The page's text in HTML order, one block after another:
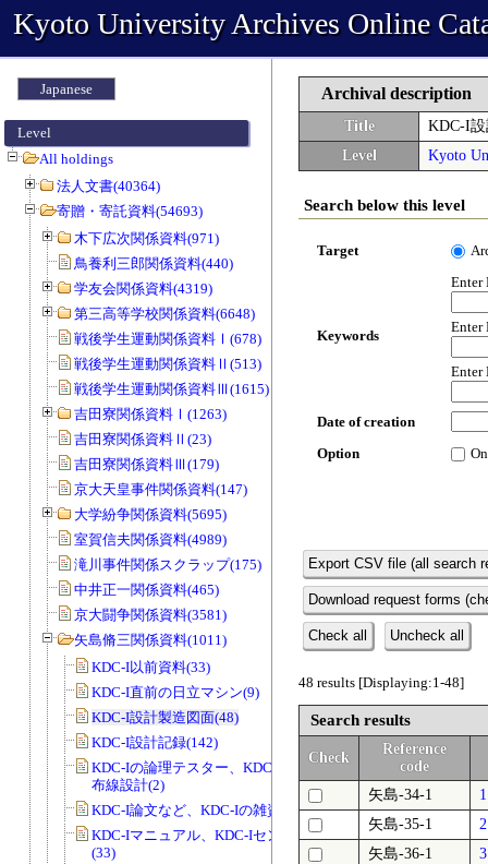
Kyoto University Archives Online
Japanese
Level
All holdings
法人文書(40364)
寄贈・寄託資料(54693)
木下広次関係資料(971)
鳥養利三郎関係資料(440)
学友会関係資料(4319)
第三高等学校関係資料(6648)
戦後学生運動関係資料Ⅰ(678)
戦後学生運動関係資料Ⅱ(513)
戦後学生運動関係資料Ⅲ(1615)
吉田寮関係資料Ⅰ(1263)
吉田寮関係資料Ⅱ(23)
吉田寮関係資料Ⅲ(179)
京大天皇事件関係資料(147)
大学紛争関係資料(5695)
室賀信夫関係資料(4989)
滝川事件関係スクラップ(175)
中井正一関係資料(465)
京大闘争関係資料(3581)
矢島脩三関係資料(1011)
KDC-I以前資料(33)
KDC-I直前の日立マシン(9)
KDC-I設計製造図面(48)
KDC-I設計記録(142)
KDC-Iの論理テスター、KDC-IのCADの
布線設計(2)
KDC-I論文など、KDC-Iの雑資料(23)
KDC-Iマニュアル、KDC-Iセンター資料
(33)
Archival description
Title
KDC-I
Level
Kyoto
Search below this level
Target
Keywords
Enter
Enter
Enter
Date of creation
Option
Export CSV file (all search
Download request forms
Check all Uncheck all
48 results [Displaying:1-48]
Search results
Check
Reference
code
矢島-34-1
矢島-35-1
矢島-36-1